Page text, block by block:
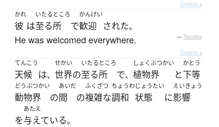
Details ▸
かれ
彼 は
いたるところ
至る所 で
かんげい
歓迎 された。
He was welcomed everywhere. — Tatoeba
Details ▸
てんこう
天候 は、
せかい
世界の
いたるところ
至る所 で、
しょくぶつかい
植物界 と
かとう
下等
どうぶつかい
動物界 の
あいだ
間 の
ふくざつ
複雑な
ちょうわ
調和
じょうたい
状態 に
えいきょう
影響
を
あたえ
与えている。